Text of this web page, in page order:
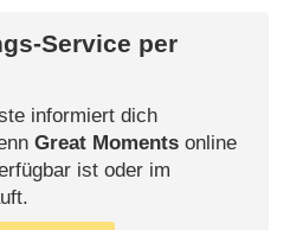
Service per
informiert dich
Great Momentsonline
ist oder im